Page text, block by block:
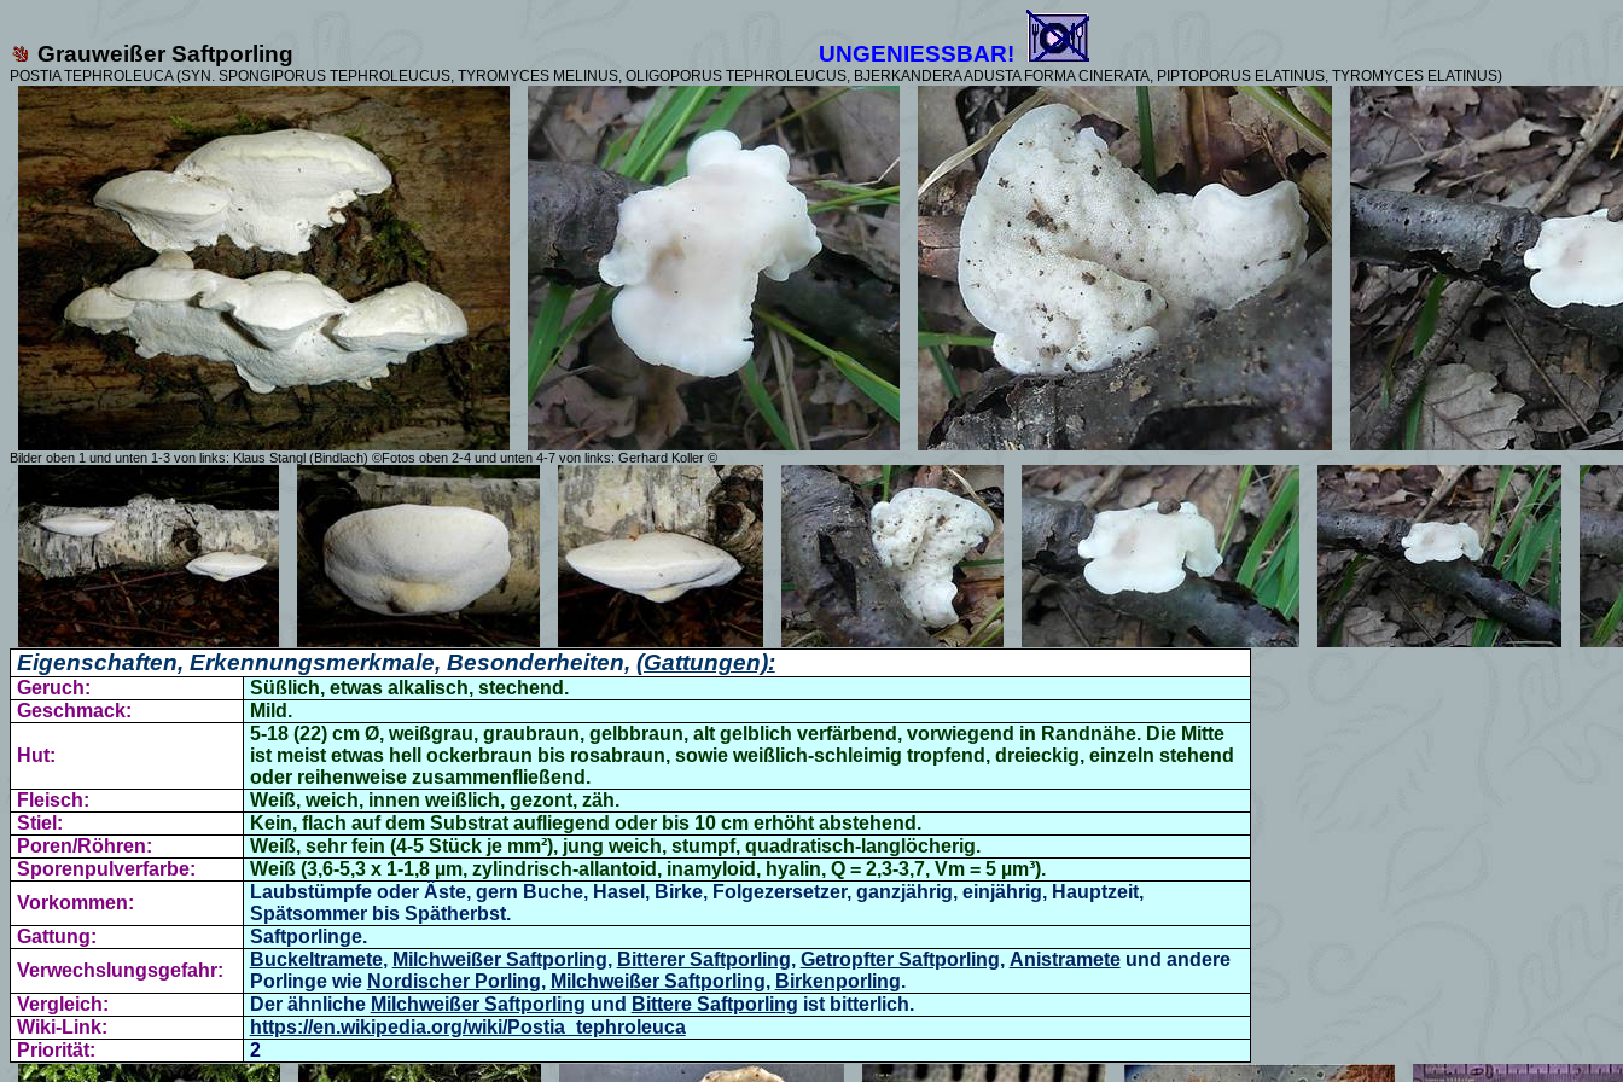
GrauweißerSaftporling UNGENIESSBAR!
POSTIA TEPHROLEUCA (SYN. SPONGIPORUS TEPHROLEUCUS, TYROMYCES MELINUS, OLIGOPORUS TEPHROLEUCUS, BJERKANDERA ADUSTA FORMA CINERATA, PIPTOPORUS ELATINUS, TYROMYCES ELATINUS)
Bilder oben 1 und unten 1-3 von links: Klaus Stangl (Bindlach) ©Fotos oben 2-4 und unten 4-7 von links: Gerhard Koller ©
Eigenschaften, Erkennungsmerkmale, Besonderheiten, (Gattungen):
Geruch:
Süßlich, etwas alkalisch, stechend.
Geschmack:
Mild.
Hut:
5-18 (22) cm Ø, weißgrau, graubraun, gelbbraun, alt gelblich verfärbend, vorwiegend in Randnähe. Die Mitte
ist meist etwas hell ockerbraun bis rosabraun, sowie weißlich-schleimig tropfend, dreieckig, einzeln stehend
oder reihenweise zusammenfließend.
Fleisch:
Weiß, weich, innen weißlich, gezont, zäh.
Stiel:
Kein, flach auf dem Substrat aufliegend oder bis 10 cm erhöht abstehend.
Poren/Röhren:
Weiß, sehr fein (4-5 Stück je mm²), jung weich,stumpf, quadratisch-langlöcherig.
Sporenpulverfarbe:
Weiß (3,6-5,3 x 1-1,8 µm, zylindrisch-allantoid, inamyloid, hyalin, Q = 2,3-3,7, Vm = 5 µm³).
Vorkommen:
Laubstümpfe oder Äste, gern Buche, Hasel, Birke, Folgezersetzer, ganzjährig, einjährig, Hauptzeit,
Spätsommer bis Spätherbst.
Gattung:
Saftporlinge.
Verwechslungsgefahr:
Buckeltramete, Milchweißer Saftporling, Bitterer Saftporling, Getropfter Saftporling, Anistramete und andere
Porlinge wie Nordischer Porling, Milchweißer Saftporling, Birkenporling.
Vergleich:
Der ähnliche Milchweißer Saftporling und Bittere Saftporling ist bitterlich.
Wiki-Link:
https://en.wikipedia.org/wiki/Postia_tephroleuca
Priorität:
2